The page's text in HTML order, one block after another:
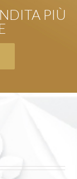
PIÙ